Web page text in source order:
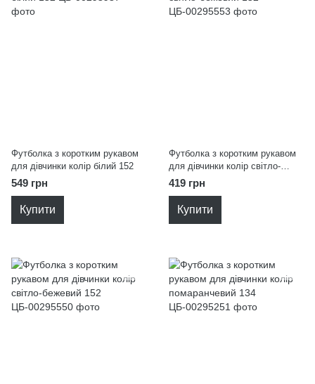
Футболка з коротким рукавом
для дівчинки колір білий 152
549 грн
Купити
Футболка з коротким рукавом
для дівчинки колір світло-
бежевий 152
419 грн
Купити